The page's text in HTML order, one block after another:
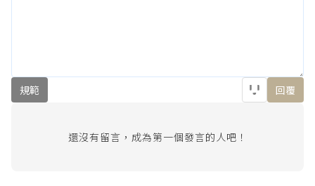
規範 回覆
還沒有留言，成為第一個發言的人吧！